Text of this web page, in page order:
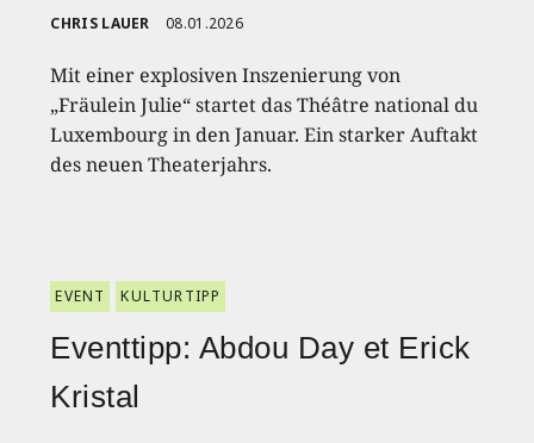
CHRIS LAUER 08.01.2026
Mit einer explosiven Inszenierung von
„Fräulein Julie“ startet das Théâtre national du
Luxembourg in den Januar. Ein starker Auftakt
des neuen Theaterjahrs.
EVENT KULTURTIPP
Eventtipp: Abdou Day et Erick
Kristal